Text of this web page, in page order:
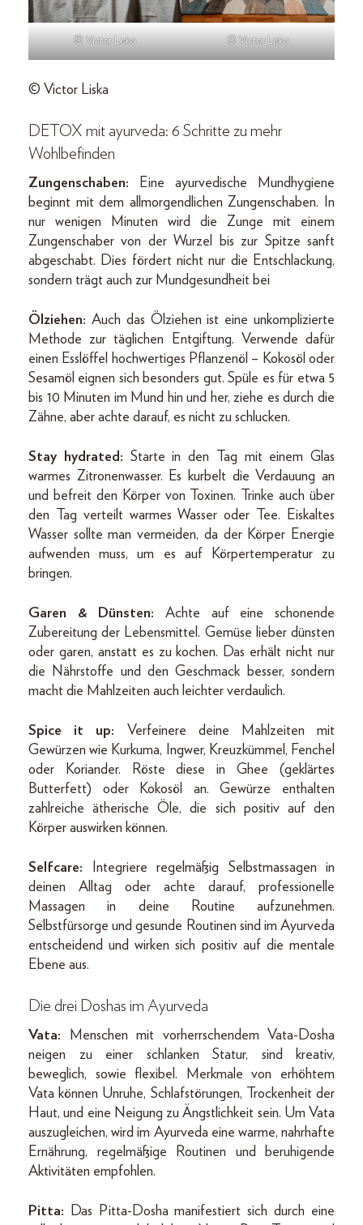
© Victor Liska © Victor Liska
© Victor Liska
DETOX mit ayurveda: 6 Schritte zu mehr
Wohlbefinden
Zungenschaben: Eine ayurvedische Mundhygiene
beginnt mit dem allmorgendlichen Zungenschaben. In
nur wenigen Minuten wird die Zunge mit einem
Zungenschaber von der Wurzel bis zur Spitze sanft
abgeschabt. Dies fördert nicht nur die Entschlackung,
sondern trägt auch zur Mundgesundheit bei
Ölziehen: Auch das Ölziehen ist eine unkomplizierte
Methode zur täglichen Entgiftung. Verwende dafür
einen Esslöffel hochwertiges Pflanzenöl – Kokosöl oder
Sesamöl eignen sich besonders gut. Spüle es für etwa 5
bis 10 Minuten im Mund hin und her, ziehe es durch die
Zähne, aber achte darauf, es nicht zu schlucken.
Stay hydrated: Starte in den Tag mit einem Glas
warmes Zitronenwasser. Es kurbelt die Verdauung an
und befreit den Körper von Toxinen. Trinke auch über
den Tag verteilt warmes Wasser oder Tee. Eiskaltes
Wasser sollte man vermeiden, da der Körper Energie
aufwenden muss, um es auf Körpertemperatur zu
bringen.
Garen & Dünsten: Achte auf eine schonende
Zubereitung der Lebensmittel. Gemüse lieber dünsten
oder garen, anstatt es zu kochen. Das erhält nicht nur
die Nährstoffe und den Geschmack besser, sondern
macht die Mahlzeiten auch leichter verdaulich.
Spice it up: Verfeinere deine Mahlzeiten mit
Gewürzen wie Kurkuma, Ingwer, Kreuzkümmel, Fenchel
oder Koriander. Röste diese in Ghee (geklärtes
Butterfett) oder Kokosöl an. Gewürze enthalten
zahlreiche ätherische Öle, die sich positiv auf den
Körper auswirken können.
Selfcare: Integriere regelmäßig Selbstmassagen in
deinen Alltag oder achte darauf, professionelle
Massagen in deine Routine aufzunehmen.
Selbstfürsorge und gesunde Routinen sind im Ayurveda
entscheidend und wirken sich positiv auf die mentale
Ebene aus.
Die drei Doshas im Ayurveda
Vata:
Menschen mit vorherrschendem Vata-Dosha
neigen zu einer schlanken Statur, sind kreativ,
beweglich, sowie flexibel. Merkmale von erhöhtem
Vata können Unruhe, Schlafstörungen, Trockenheit der
Haut, und eine Neigung zu Ängstlichkeit sein. Um Vata
auszugleichen, wird im Ayurveda eine warme, nahrhafte
Ernährung, regelmäßige Routinen und beruhigende
Aktivitäten empfohlen.
Pitta: Das Pitta-Dosha manifestiert sich durch eine